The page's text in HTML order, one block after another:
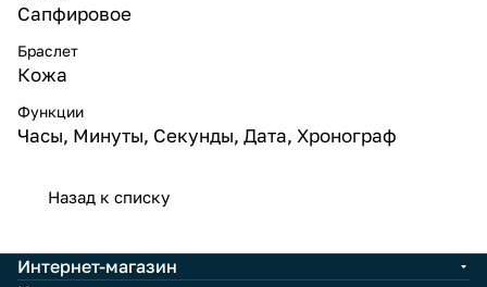
Сапфировое
Браслет
Кожа
Функции
Часы, Минуты, Секунды, Дата, Хронограф
Назад к списку
Интернет-магазин